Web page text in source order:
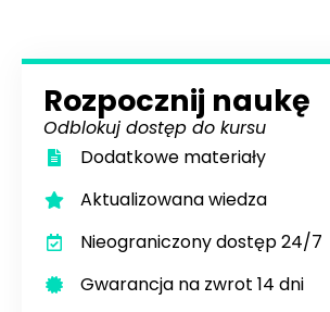
Rozpocznij naukę
Odblokuj dostęp do kursu
Dodatkowe materiały
Aktualizowana wiedza
Nieograniczony dostęp 24/7
Gwarancja na zwrot 14 dni